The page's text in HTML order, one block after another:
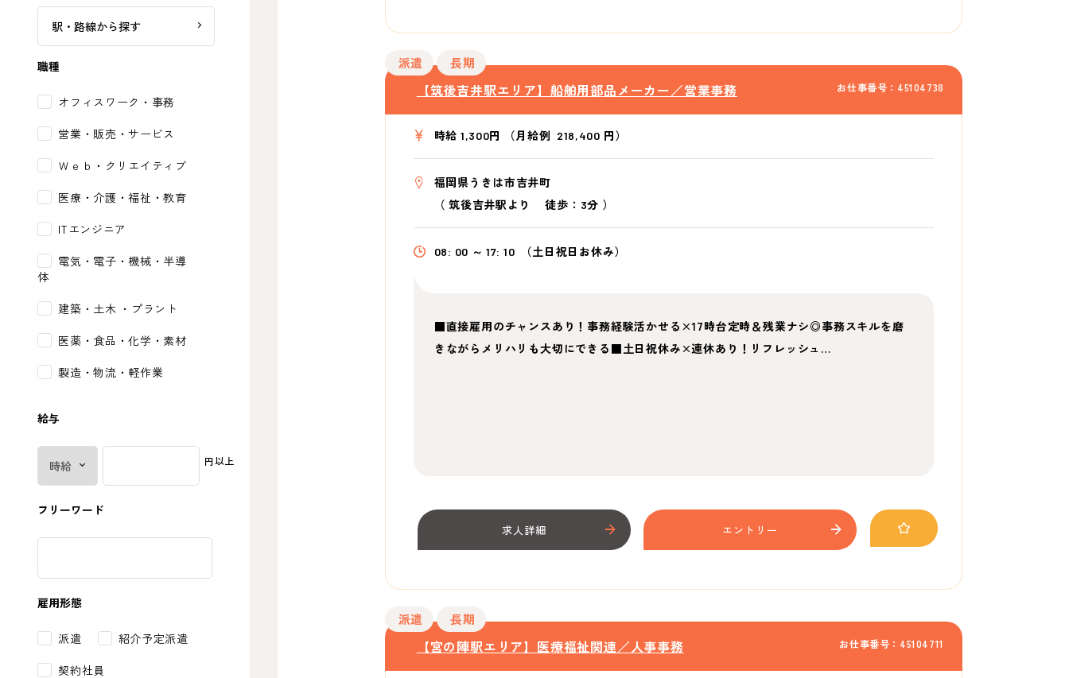
駅・路線から探す
職種
オフィスワーク・事務
営業・販売・サービス
Ｗｅｂ・クリエイティブ
医療・介護・福祉・教育
ITエンジニア
電気・電子・機械・半導
体
建築・土木 ・プラント
医薬・食品・化学・素材
製造・物流・軽作業
給与
円以上
フリーワード
雇用形態
派遣 紹介予定派遣
契約社員
お仕事番号：45104738
派遣 長期
【筑後吉井駅エリア】船舶用部品メーカー／営業事務
時給 1,300円 （月給例 218,400 円）
福岡県うきは市吉井町
（筑後吉井駅より徒歩：3分 ）
08: 00 ～ 17: 10 （土日祝日お休み）
■直接雇用のチャンスあり！事務経験活かせる×17時台定時＆残業ナシ◎事務スキルを磨
きながらメリハリも大切にできる■土日祝休み×連休あり！リフレッシュ…
求人詳細 エントリー
お仕事番号：45104711
派遣 長期
【宮の陣駅エリア】医療福祉関連／人事事務